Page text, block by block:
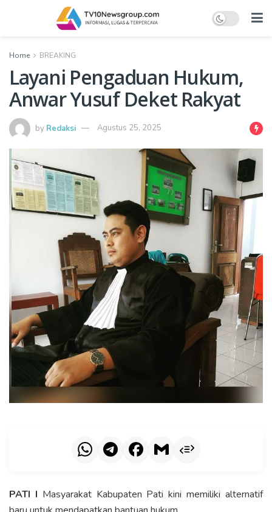
Home BREAKING
Layani Pengaduan Hukum,
Anwar Yusuf Deket Rakyat
by Redaksi Agustus 25, 2025
PATI I Masyarakat Kabupaten Pati kini memiliki alternatif